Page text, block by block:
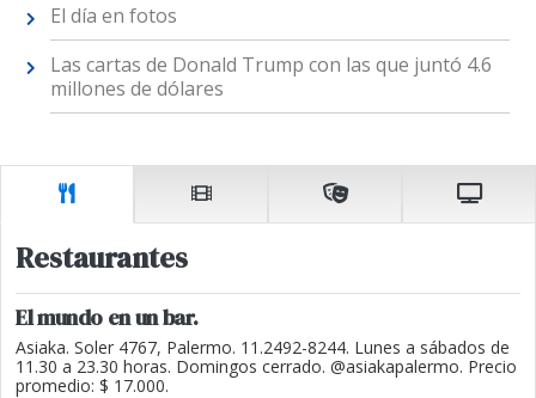
El día en fotos
Las cartas de Donald Trump con las que juntó 4.6
millones de dólares
Restaurantes
El mundo en un bar.
Asiaka. Soler 4767, Palermo. 11.2492-8244. Lunes a sábados de
11.30 a 23.30 horas. Domingos cerrado. @asiakapalermo. Precio
promedio: $ 17.000.